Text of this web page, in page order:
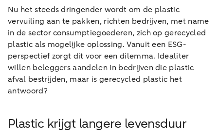
Nu het steeds dringender wordt om de plastic
vervuiling aan te pakken, richten bedrijven, met name
in de sector consumptiegoederen, zich op gerecycled
plastic als mogelijke oplossing. Vanuit een ESG-
perspectief zorgt dit voor een dilemma. Idealiter
willen beleggers aandelen in bedrijven die plastic
afval bestrijden, maar is gerecycled plastic het
antwoord?
Plastic krijgt langere levensduur